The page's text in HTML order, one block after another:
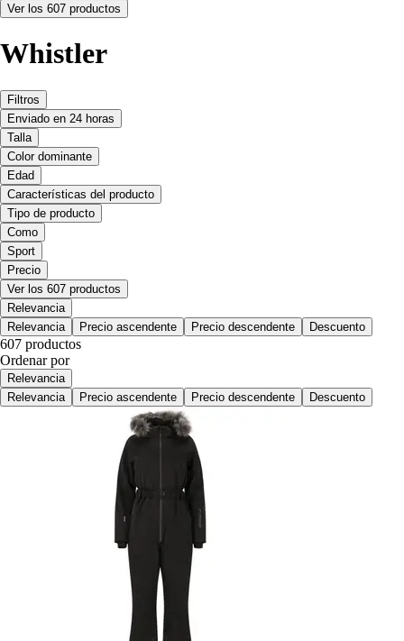
Ver los 607 productos
Whistler
Filtros
Enviado en 24 horas
Talla
Color dominante
Edad
Características del producto
Tipo de producto
Como
Sport
Precio
Ver los 607 productos
Relevancia
Relevancia
Precio ascendente Precio descendente Descuento
607 productos
Ordenar por
Relevancia
Relevancia
Precio ascendente Precio descendente Descuento